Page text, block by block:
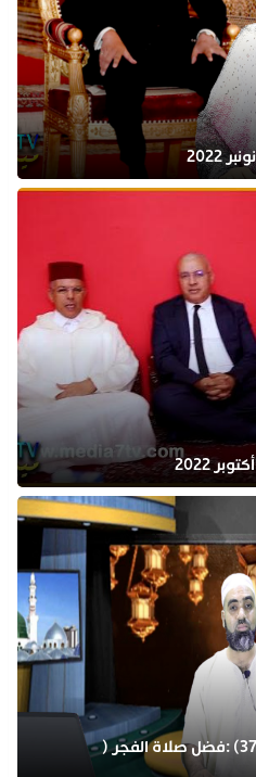
برنامج بينات من الهدى (الحلقة 37) :فضل صلاة الفجر (